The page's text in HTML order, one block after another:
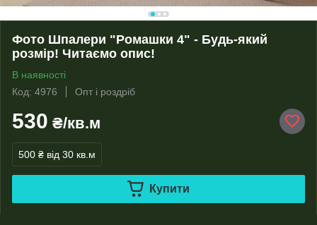
Фото Шпалери "Ромашки 4" - Будь-який
розмір! Читаємо опис!
В наявності
Код: 4976
Опт і роздріб
530 ₴/кв.м
500 ₴ від 30 кв.м
Купити